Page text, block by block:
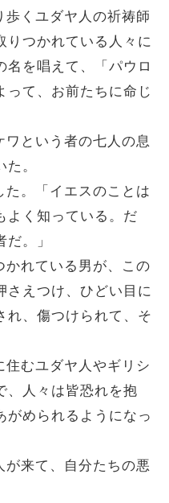
くユダヤ人の祈祷師
りつかれている人々に
名を唱えて、「パウロ
って、お前たちに命じ
という者の七人の息
。
。「イエスのことは
よく知っている。だ
。」
れている男が、この
さえつけ、ひどい目に
れ、傷つけられて、そ
むユダヤ人やギリシ
、人々は皆恐れを抱
がめられるようになっ
来て、自分たちの悪